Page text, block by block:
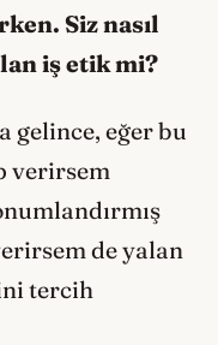
Siz nasıl
iş etik mi?
gelince, eğer bu
verirsem
de yalan
tercih